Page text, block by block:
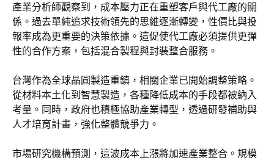
產業分析師觀察到，成本壓力正在重塑客戶與代工廠的關
係。過去單純追求技術領先的思維逐漸轉變，性價比與投
報率成為更重要的決策依據。這促使代工廠必須提供更彈
性的合作方案，包括混合製程與封裝整合服務。
台灣作為全球晶圓製造重鎮，相關企業已開始調整策略。
從材料本土化到智慧製造，各種降低成本的手段都被納入
考量。同時，政府也積極協助產業轉型，透過研發補助與
人才培育計畫，強化整體競爭力。
市場研究機構預測，這波成本上漲將加速產業整合。規模